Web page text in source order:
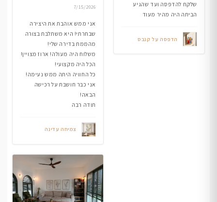
שלקח להדפסה ועד שהגיע
הביתה היה מהיר מעוד
הדפסה על קנבס
7/15/2026
אני ממש אוהבת את היצירה
שבחרתי! היא משתלבת בצורה
מהממת בדירה שלי!
משלוח היה מעולה! ארוז מצויין!
הכל היה מקצועי!
כל החוויה היתה ממש נעימה!
אני כבר חושבת על רכישה
הבאה!
תודה רבה
צמיחה עדינה